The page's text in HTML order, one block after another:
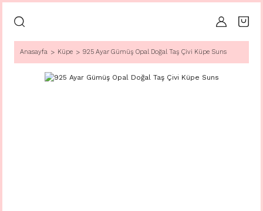
Anasayfa Küpe 925 Ayar Gümüş Opal Doğal Taş Çivi Küpe Suns